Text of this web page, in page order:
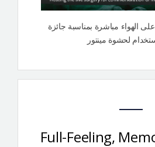
الهواء مباشرة بمناسبة جائزة
لحشوة مينتور
Full-Feeling,